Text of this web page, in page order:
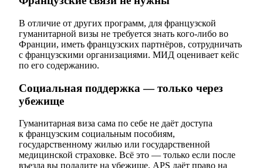
В отличие от других программ, для французской
гуманитарной визы не требуется знать кого-либо во
Франции, иметь французских партнёров, сотрудничать
с французскими организациями. МИД оценивает кейс
по его содержанию.
Социальная поддержка — только через
убежище
Гуманитарная виза сама по себе не даёт доступа
к французским социальным пособиям,
государственному жилью или государственной
медицинской страховке. Всё это — только если после
въезда вы подадите на убежище. APS даёт право на